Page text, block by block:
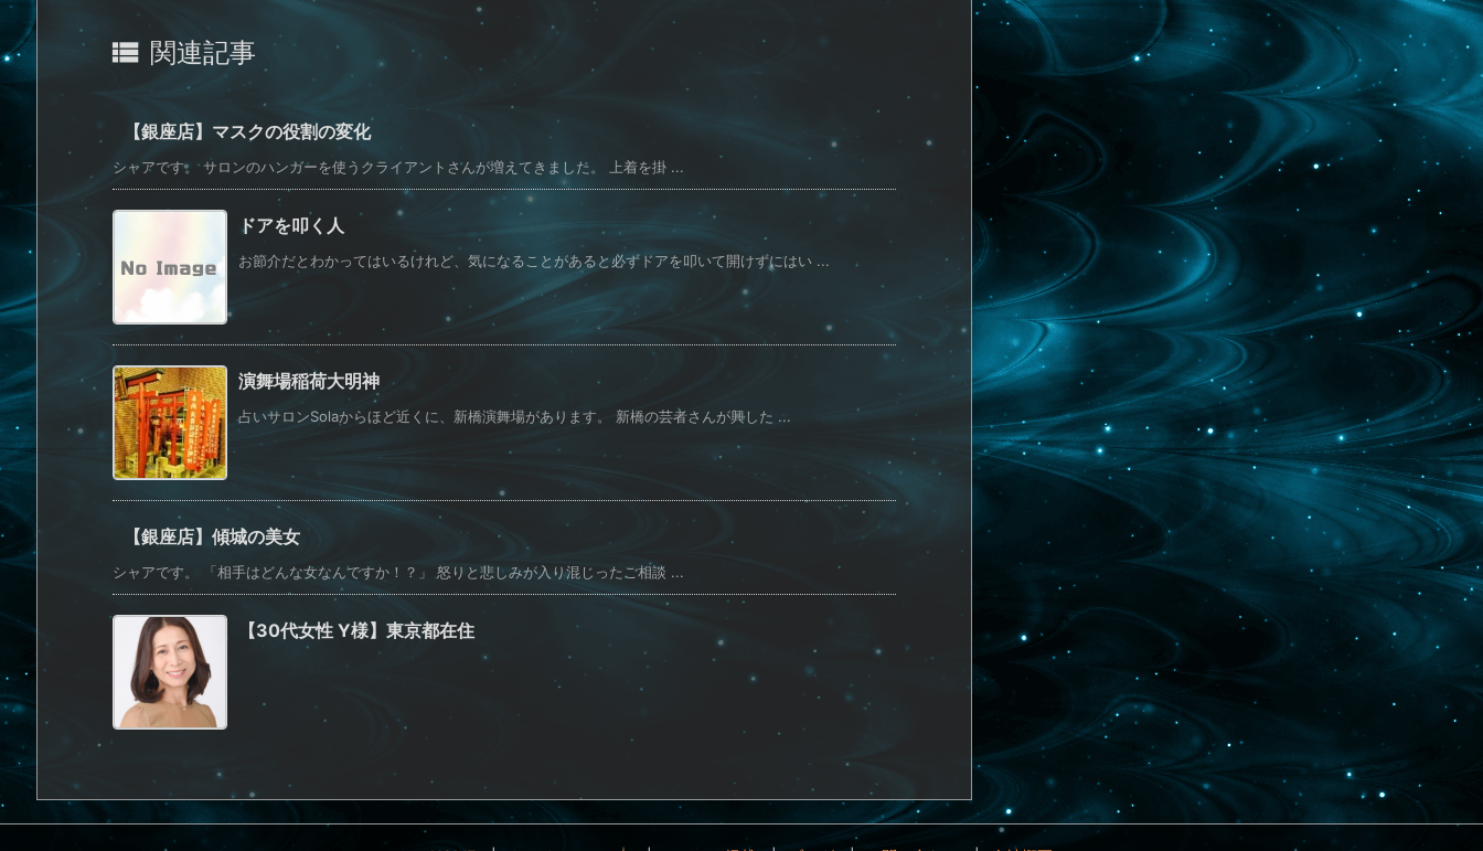
 関連記事
【銀座店】マスクの役割の変化
シャアです。 サロンのハンガーを使うクライアントさんが増えてきました。 上着を掛 ...
ドアを叩く人
お節介だとわかってはいるけれど、気になることがあると必ずドアを叩いて開けずにはい ...
演舞場稲荷大明神
占いサロンSolaからほど近くに、新橋演舞場があります。 新橋の芸者さんが興した ...
【銀座店】傾城の美女
シャアです。 「相手はどんな女なんですか！？」 怒りと悲しみが入り混じったご相談 ...
【30代女性 Y様】東京都在住